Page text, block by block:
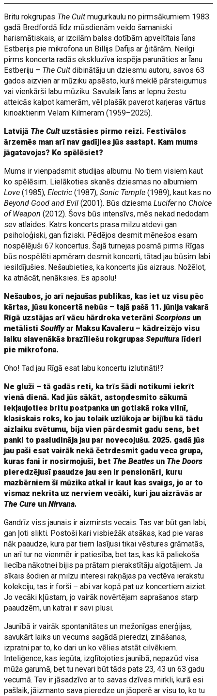
Britu rokgrupas The Cultmugurkaulu no pirmsākumiem 1983.
gadā Bredfordā līdz mūsdienām veido šamaniski
harismātiskais, ar izcilām balss dotībām apveltītais Īans
Estberijs pie mikrofona un Billijs Dafijs ar ģitārām. Neilgi
pirms koncerta radās ekskluzīva iespēja parunāties ar Īanu
Estberiju – The Cultdibinātāju un dziesmu autoru, savos 63
gados aizvien ar mūziku apsēsto, kurš meklē pārsteigumus
vai vienkārši labu mūziku. Savulaik Īans ar lepnu žestu
atteicās kalpot kamerām, vēl plašāk paverot karjeras vārtus
kinoaktierim Velam Kilmeram (1959–2025).
Latvijā The Cultuzstāsies pirmo reizi. Festivālos
ārzemēs man arī nav gadījies jūs sastapt. Kam mums
jāgatavojas? Ko spēlēsiet?
Mums ir vienpadsmit studijas albumu. No tiem visiem kaut
ko spēlēsim. Lielākoties skanēs dziesmas no albumiem
Love(1985), Electric (1987),Sonic Temple (1989), kaut kas no
Beyond Good and Evil(2001). Būs dziesmaLuciferno Choice
of Weapon(2012). Šovs būs intensīvs, mēs nekad nedodam
sev atlaides. Katrs koncerts prasa milzu atdevi gan
psiholoģiski, gan fiziski. Pēdējos desmit mēnešos esam
nospēlējuši 67 koncertus. Šajā turnejas posmā pirms Rīgas
būs nospēlēti apmēram desmit koncerti, tātad jau būsim labi
iesildījušies. Nešaubieties, ka koncerts jūs aizraus. Nožēlot,
ka atnācāt, nenāksies. Es apsolu!
Nešaubos, jo arī nejaušas publikas, kas iet uz visu pēc
kārtas, jūsu koncertā nebūs – tajā pašā 11. jūnija vakarā
Rīgā uzstājas arī vācu hārdroka veterāniScorpions un
metālistiSoulflyar Maksu Kavaleru – kādreizējo visu
laiku slavenākās brazīliešu rokgrupasSepultura līderi
pie mikrofona.
Oho! Tad jau Rīgā esat labu koncertu izlutināti!?
Ne gluži – tā gadās reti, ka trīs šādi notikumi iekrīt
vienā dienā. Kad jūs sākāt, astoņdesmito sākumā
iekļaujoties britu postpanka un gotiskā roka vilnī,
klasiskais roks, ko jau tolaik uzlūkoja ar bijību kā tādu
aizlaiku svētumu, bija vien pārdesmit gadu sens, bet
panki to pasludināja jau par novecojušu. 2025. gadā jūs
jau paši esat vairāk nekā četrdesmit gadu veca grupa,
kuras fani ir nosirmojuši, bet The Beatles un The Doors
pieredzējusī paaudze jau sen ir pensionāri, kuru
mazbērniem šī mūzika atkal ir kaut kas svaigs, jo ar to
vismaz nekrita uz nerviem vecāki, kuri jau aizrāvās ar
The Cure unNirvana.
Gandrīz viss jaunais ir aizmirsts vecais. Tas var būt gan labi,
gan ļoti slikti. Postoši kari visbiežāk atsākas, kad pie varas
nāk paaudze, kura par tiem lasījusi tikai vēstures grāmatās,
un arī tur ne vienmēr ir patiesība, bet tas, kas kā paliekoša
liecība nākotnei bijis pa prātam pierakstītāju algotājiem. Ja
sīkais šodien ar milzu interesi rakņājas pa vectēva ierakstu
kolekciju, tas ir forši – abi var kopā pat uz koncertiem aiziet.
Jo vecāki kļūstam, jo vairāk novērtējam saprašanos starp
paaudzēm, un katrai ir savi plusi.
Jaunībā ir vairāk spontanitātes un mežonīgas enerģijas,
savukārt laiks un vecums sagādā pieredzi, zināšanas,
izpratni par to, ko dari un ko vēlies atstāt cilvēkiem.
Inteliģence, kas iegūta, izglītojoties jaunībā, nepazūd visa
mūža garumā, bet tu nevari būt tāds pats 23, 43 un 63 gadu
vecumā. Tev ir jāsadzīvo ar to savas dzīves mirkli, kurā esi
pašlaik, jāizmanto sava pieredze un jāoperē ar visu to, ko tu